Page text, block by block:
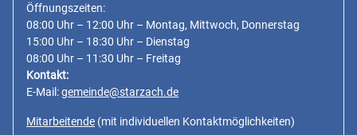
Öffnungszeiten:
08:00 Uhr – 12:00 Uhr – Montag, Mittwoch, Donnerstag
15:00 Uhr – 18:30 Uhr – Dienstag
08:00 Uhr – 11:30 Uhr – Freitag
Kontakt:
E-Mail:gemeinde@starzach.de
Mitarbeitende (mit individuellen Kontaktmöglichkeiten)